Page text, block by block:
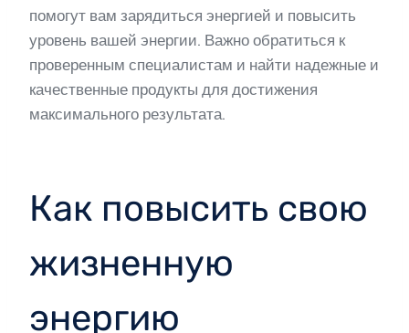
помогут вам зарядиться энергией и повысить
уровень вашей энергии. Важно обратиться к
проверенным специалистам и найти надежные и
качественные продукты для достижения
максимального результата.
Как повысить свою
жизненную
энергию